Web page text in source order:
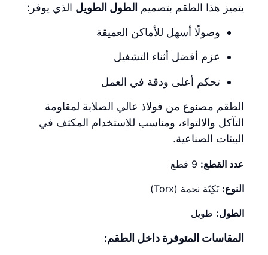
يتميز هذا الطقم بتصميم الطول الطويل الذي يوفر:
وصولًا أسهل للأماكن العميقة
عزم أفضل أثناء التشغيل
تحكم أعلى ودقة في العمل
الطقم مصنوع من فولاذ عالي الصلابة لمقاومة
التآكل والالتواء، ومناسب للاستخدام المكثف في
البيئات الصناعية.
عدد القطع:
النوع: نَكِيّة نجمة (Torx)
الطول: طويل
المقاسات المتوفرة داخل الطقم: